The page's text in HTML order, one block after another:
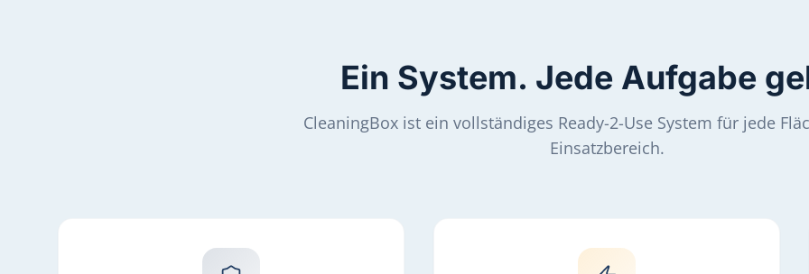
Ein System. Jede Aufgabe
CleaningBox ist ein vollständiges Ready-2-Use System für jede
Einsatzbereich.